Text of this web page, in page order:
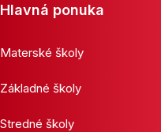
Hlavná ponuka
Materské školy
Základné školy
Stredné školy